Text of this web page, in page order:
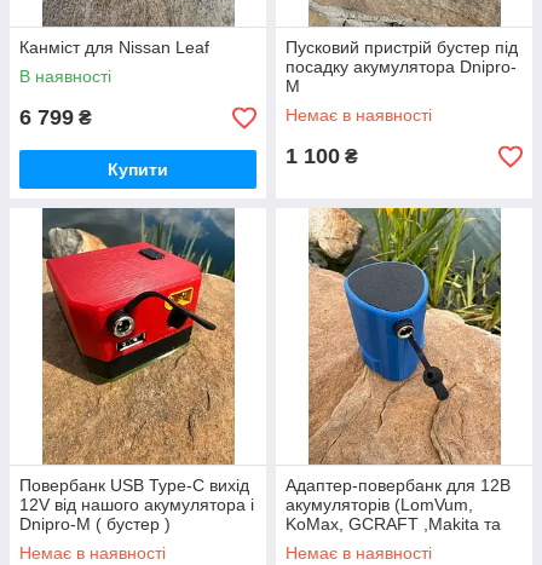
Канміст для Nissan Leaf
В наявності
6 799 ₴
Купити
Пусковий пристрій бустер під
посадку акумулятора Dnipro-
M
Немає в наявності
1 100 ₴
Повербанк USB Type-C вихід
12V від нашого акумулятора і
Dnipro-M ( бустер )
Немає в наявності
Адаптер-повербанк для 12В
акумуляторів (LomVum,
KoMax, GCRAFT ,Makita та
інші)
Немає в наявності